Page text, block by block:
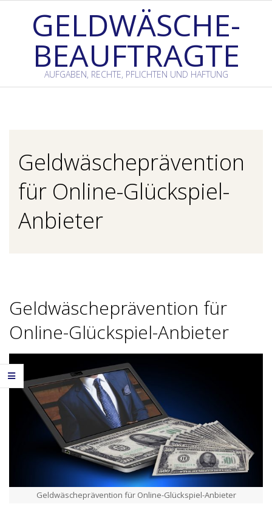
GELDWÄSCHE-
BEAUFTRAGTE
AUFGABEN, RECHTE, PFLICHTEN UND HAFTUNG
Geldwäscheprävention
für Online-Glückspiel-
Anbieter
Geldwäscheprävention für
Online-Glückspiel-Anbieter
Geldwäscheprävention für Online-Glückspiel-Anbieter